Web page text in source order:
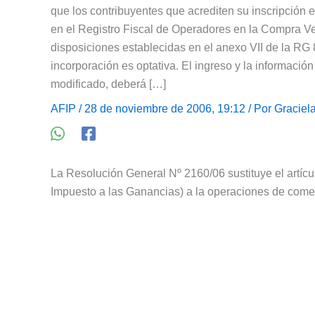
que los contribuyentes que acrediten su inscripción
en el Registro Fiscal de Operadores en la Compra
disposiciones establecidas en el anexo VII de la
incorporación es optativa. El ingreso y la
modificado, deberá […]
AFIP / 28 de noviembre de 2006, 19:12 / Por
La Resolución General Nº 2160/06 sustituye el
Impuesto a las Ganancias) a la operaciones de